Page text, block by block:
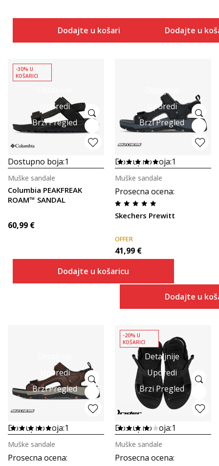
Dodajte u košaricu Dodajte u
Uporedi
Brzi Pregled
-30% U
KOŠARICI
Dostupno boja:1
Columbia PEAKFREAK
ROAM™ SANDAL
Muške sandale
60,99 €
Dodajte u košaricu
Detaljnije
Uporedi
Brzi Pregled
Dostupno boja:1
Prosecna ocena:
Skechers Prewitt
Muške sandale
OFFER
41,99 €
Dodajte u
Uporedi
Brzi Pregled
Dostupno boja:1
Prosecna ocena:
Muške sandale
Detaljnije
Uporedi
Brzi Pregled
-20% U
KOŠARICI
Dostupno boja:1
Prosecna ocena:
Muške sandale